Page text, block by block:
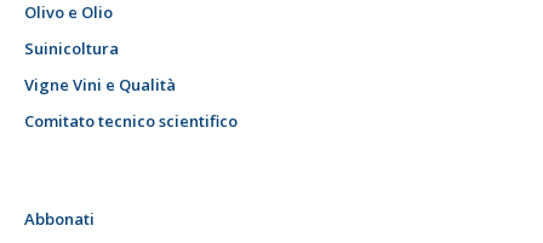
Olivo e Olio
Suinicoltura
Vigne Vini e Qualità
Comitato tecnico scientifico
Abbonati